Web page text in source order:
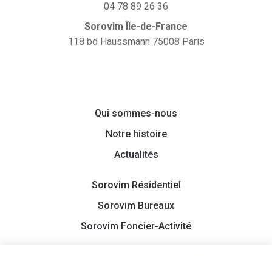
04 78 89 26 36
Sorovim Île-de-France
118 bd Haussmann 75008 Paris
Qui sommes-nous
Notre histoire
Actualités
Sorovim Résidentiel
Sorovim Bureaux
Sorovim Foncier-Activité